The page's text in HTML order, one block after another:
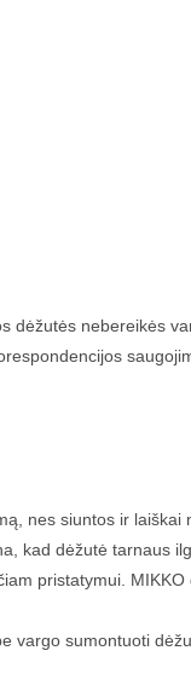
dėžutės nebereikės
nes siuntos ir laiškai
kad dėžutė tarnaus
pristatymui.
vargo sumontuoti